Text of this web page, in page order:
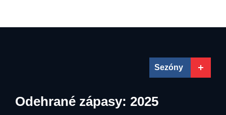
Sezóny
Odehrané zápasy: 2025